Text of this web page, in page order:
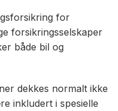
for
forsikringsselskaper
både bil og
dekkes normalt ikke
inkludert i spesielle